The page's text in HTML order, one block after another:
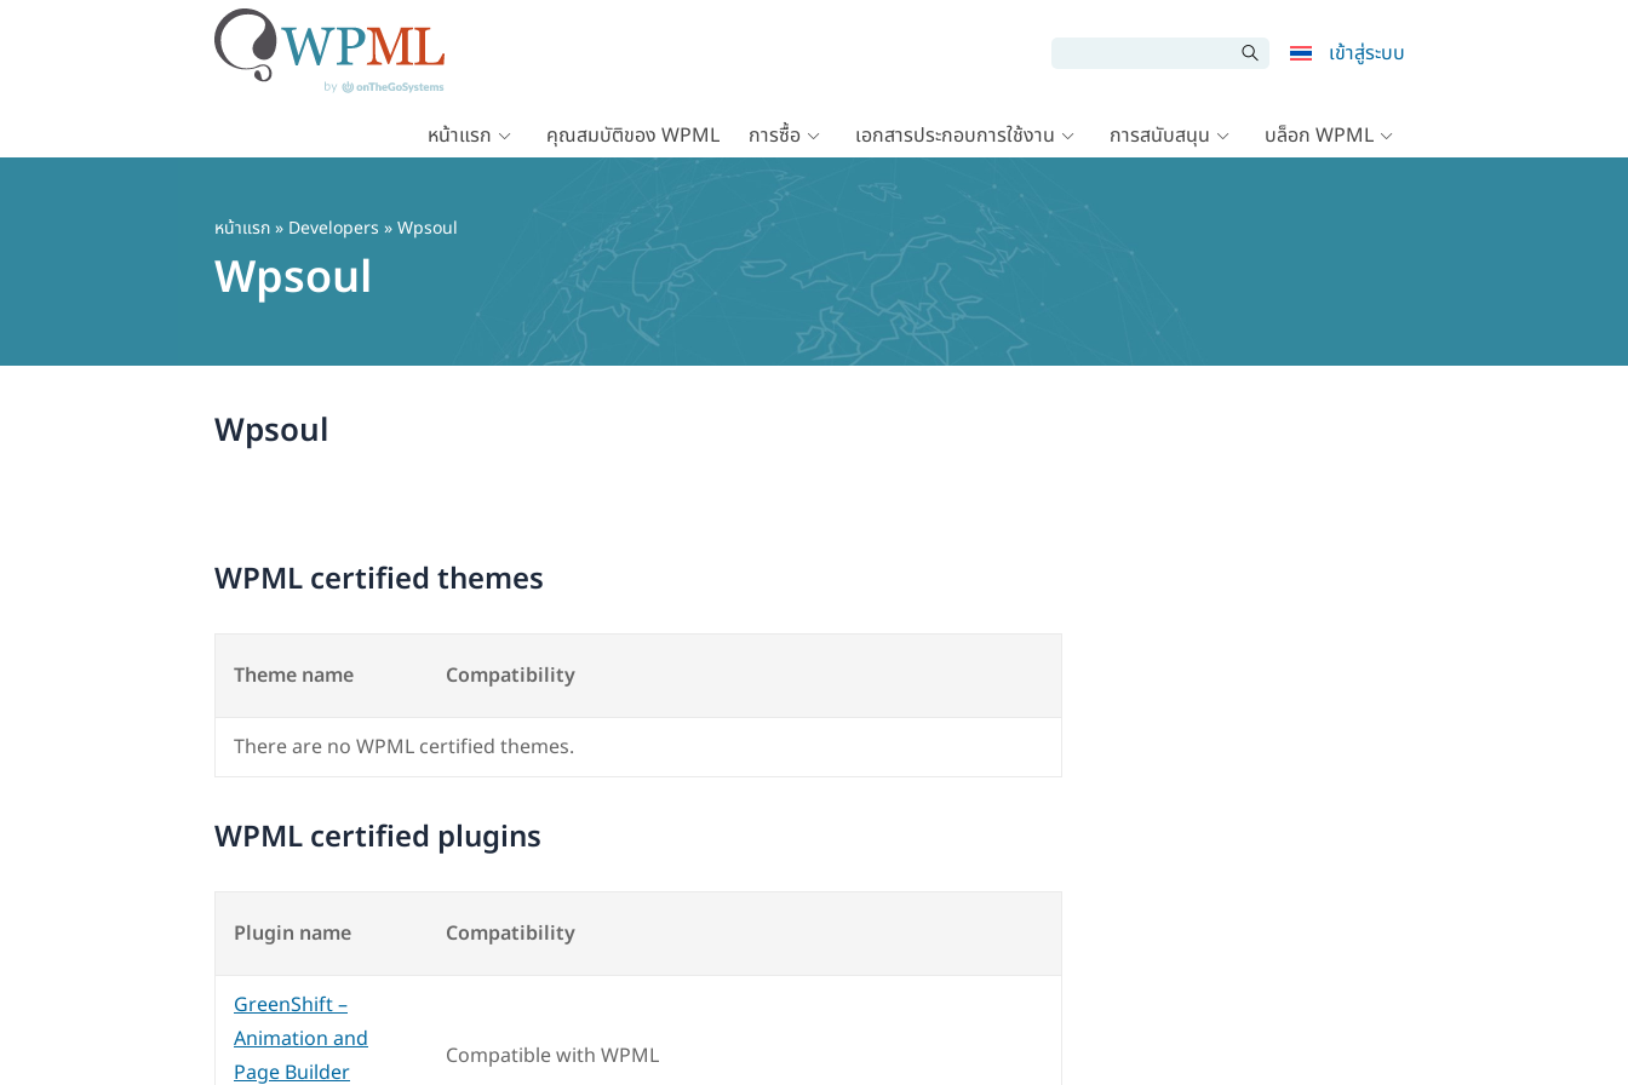
เข้าสู่ระบบ
หน้าแรก คุณสมบัติของ WPML การซื้อ เอกสารประกอบการใช้งาน การสนับสนุน บล็อก WPML
หน้าแรก» Developers » Wpsoul
Wpsoul
Wpsoul
WPML certified themes
Theme name Compatibility
There are no WPML certified themes.
WPML certified plugins
Plugin name Compatibility
GreenShift –
Animation and
Page Builder
Compatible with WPML